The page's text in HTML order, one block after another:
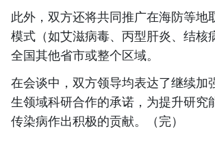
此外，双方还将共同推广在海防等地
模式（如艾滋病毒、丙型肝炎、结核
全国其他省市或整个区域。
在会谈中，双方领导均表达了继续加
生领域科研合作的承诺，为提升研究
传染病作出积极的贡献。（完）